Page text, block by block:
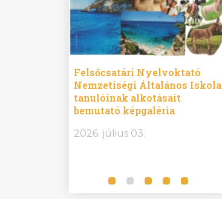
Felsőcsatári Nyelvoktató
Nemzetiségi Általános Iskola
tanulóinak alkotásait
bemutató képgaléria
2026. július 03.